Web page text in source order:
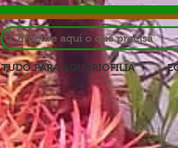
Procure aqui o que precisa
TUDO PARA AQUARIOFILIA